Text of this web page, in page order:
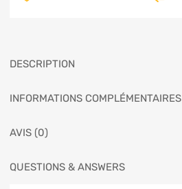
DESCRIPTION
INFORMATIONS COMPLÉMENTAIRES
AVIS (0)
QUESTIONS & ANSWERS